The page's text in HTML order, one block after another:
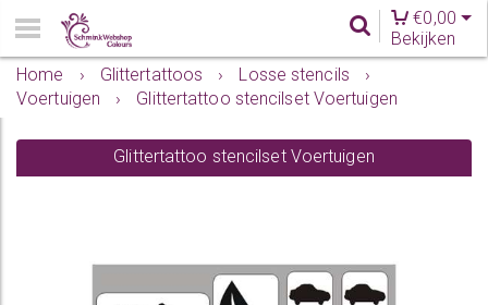
€0,00
Bekijken
Home
› Glittertattoos › Losse stencils
›
Voertuigen
› Glittertattoo stencilset Voertuigen
Glittertattoo stencilset Voertuigen